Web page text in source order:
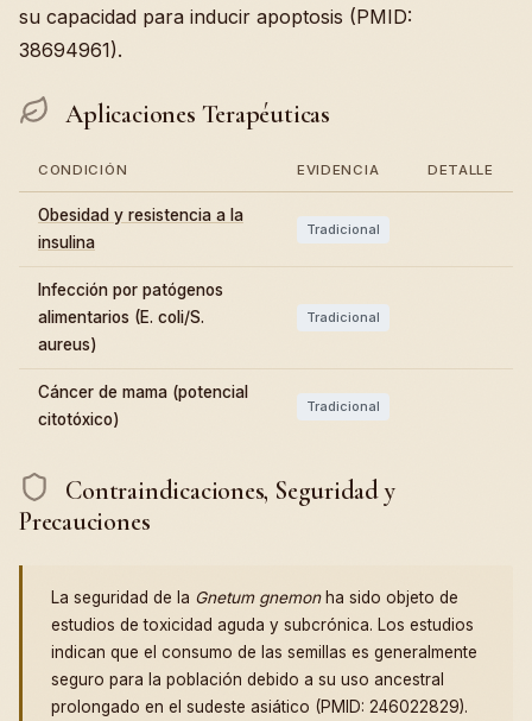
su capacidad para inducir apoptosis (PMID:
38694961).
Aplicaciones Terapéuticas
CONDICIÓN EVIDENCIA DETALLE
Obesidad y resistencia a la
insulina
Tradicional
Infección por patógenos
alimentarios (E. coli/S.
aureus)
Tradicional
Cáncer de mama (potencial
citotóxico)
Tradicional
Contraindicaciones, Seguridad y
Precauciones
La seguridad de la Gnetum gnemonha sido objeto de
estudios de toxicidad aguda y subcrónica. Los estudios
indican que el consumo de las semillas es generalmente
seguro para la población debido a su uso ancestral
prolongado en el sudeste asiático (PMID: 246022829).